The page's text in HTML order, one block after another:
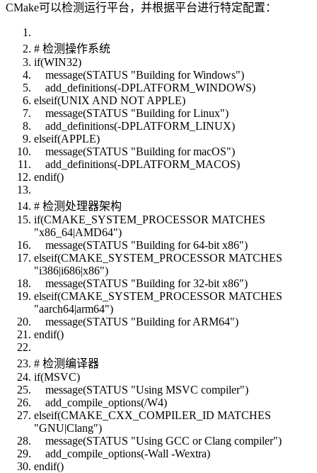
CMake可以检测运行平台，并根据平台进行特定配置：
# 检测操作系统
if(WIN32)
message(STATUS "Building for Windows")
add_definitions(-DPLATFORM_WINDOWS)
elseif(UNIX AND NOT APPLE)
message(STATUS "Building for Linux")
add_definitions(-DPLATFORM_LINUX)
elseif(APPLE)
message(STATUS "Building for macOS")
add_definitions(-DPLATFORM_MACOS)
endif()
# 检测处理器架构
if(CMAKE_SYSTEM_PROCESSOR MATCHES
"x86_64|AMD64")
message(STATUS "Building for 64-bit x86")
elseif(CMAKE_SYSTEM_PROCESSOR MATCHES
"i386|i686|x86")
message(STATUS "Building for 32-bit x86")
elseif(CMAKE_SYSTEM_PROCESSOR MATCHES
"aarch64|arm64")
message(STATUS "Building for ARM64")
endif()
# 检测编译器
if(MSVC)
message(STATUS "Using MSVC compiler")
add_compile_options(/W4)
elseif(CMAKE_CXX_COMPILER_ID MATCHES
"GNU|Clang")
message(STATUS "Using GCC or Clang compiler")
add_compile_options(-Wall -Wextra)
endif()